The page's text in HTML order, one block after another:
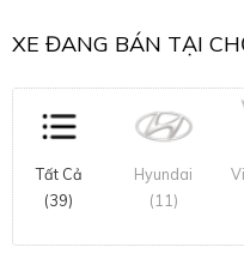
XE ĐANG BÁN TẠI
Tất Cả
(39)
Hyundai
(11)